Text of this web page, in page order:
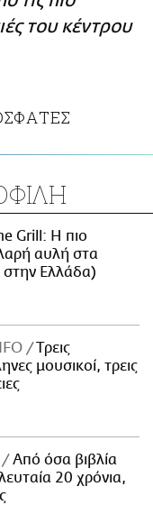
του κέντρου
Grill: Η πιο
αυλή στα
στην Ελλάδα)
Tρεις
μουσικοί, τρεις
Από όσα βιβλία
20 χρόνια,